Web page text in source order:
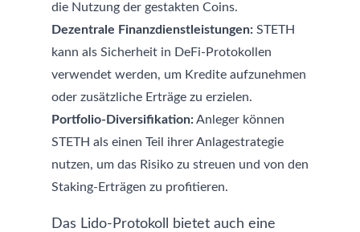
die Nutzung der gestakten Coins.
Dezentrale Finanzdienstleistungen: STETH
kann als Sicherheit in DeFi-Protokollen
verwendet werden, um Kredite aufzunehmen
oder zusätzliche Erträge zu erzielen.
Portfolio-Diversifikation:Anleger können
STETH als einen Teil ihrer Anlagestrategie
nutzen, um das Risiko zu streuen und von den
Staking-Erträgen zu profitieren.
Das Lido-Protokoll bietet auch eine